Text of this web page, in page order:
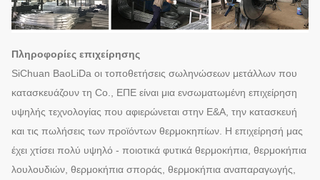
Πληροφορίες επιχείρησης
SiChuan BaoLiDa οι τοποθετήσεις σωληνώσεων μετάλλων που
κατασκευάζουν τη Co., ΕΠΕ είναι μια ενσωματωμένη επιχείρηση
υψηλής τεχνολογίας που αφιερώνεται στην Ε&Α, την κατασκευή
και τις πωλήσεις των προϊόντων θερμοκηπίων. Η επιχείρησή μας
έχει χτίσει πολύ υψηλό - ποιοτικά φυτικά θερμοκήπια, θερμοκήπια
λουλουδιών, θερμοκήπια σποράς, θερμοκήπια αναπαραγωγής,